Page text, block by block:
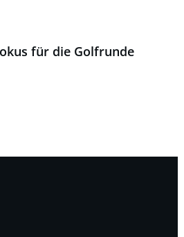
für die Golfrunde